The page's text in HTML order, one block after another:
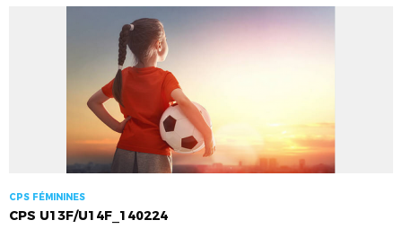
CPS FÉMININES
CPS U13F/U14F_140224